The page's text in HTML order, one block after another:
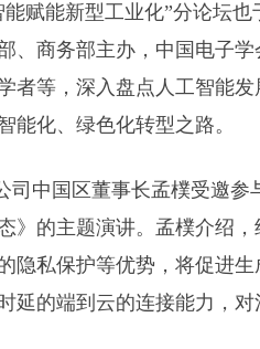
能赋能新型工业化”分论坛
、商务部主办，中国电子
者等，深入盘点人工智能
能化、绿色化转型之路。
司中国区董事长孟樸受邀
》的主题演讲。孟樸介绍
隐私保护等优势，将促进
延的端到云的连接能力，